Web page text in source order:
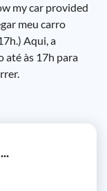
my car provided
meu carro
Aqui, a
até às 17h para